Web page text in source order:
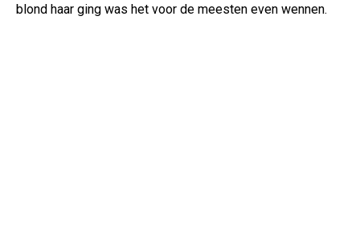
blond haar ging was het voor de meesten even wennen.